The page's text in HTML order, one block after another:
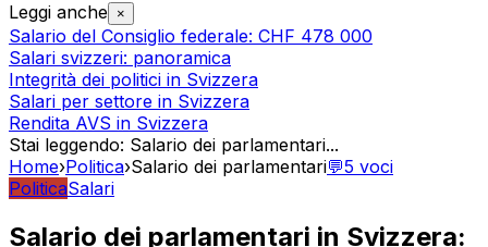
Leggi anche ×
Salario del Consiglio federale: CHF 478 000
Salari svizzeri: panoramica
Integrità dei politici in Svizzera
Salari per settore in Svizzera
Rendita AVS in Svizzera
Stai leggendo: Salario dei parlamentari...
Home›Politica›Salario dei parlamentari💬5 voci
PoliticaSalari
Salario dei parlamentari in Svizzera: